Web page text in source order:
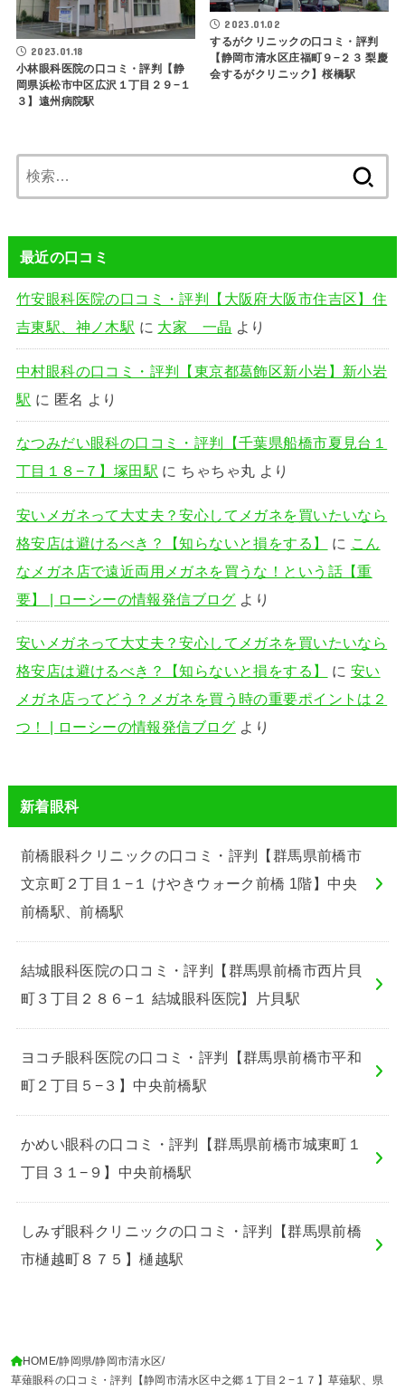
2023.01.18
小林眼科医院の口コミ・評判【静
岡県浜松市中区広沢１丁目２９−１
３】遠州病院駅
2023.01.02
するがクリニックの口コミ・評判
【静岡市清水区庄福町９−２３ 梨慶
会するがクリニック】桜橋駅
索:
最近の口コミ
竹安眼科医院の口コミ・評判【大阪府大阪市住吉区】住
吉東駅、神ノ木駅 に 大家 一晶 より
中村眼科の口コミ・評判【東京都葛飾区新小岩】新小岩
駅 に 匿名 より
なつみだい眼科の口コミ・評判【千葉県船橋市夏見台１
丁目１８−７】塚田駅 に ちゃちゃ丸 より
安いメガネって大丈夫？安心してメガネを買いたいなら
格安店は避けるべき？【知らないと損をする】
に
こん
なメガネ店で遠近両用メガネを買うな！という話【重
要】 | ローシーの情報発信ブログ より
安いメガネって大丈夫？安心してメガネを買いたいなら
格安店は避けるべき？【知らないと損をする】
に 安い
メガネ店ってどう？メガネを買う時の重要ポイントは２
つ！ | ローシーの情報発信ブログ より
新着眼科
前橋眼科クリニックの口コミ・評判【群馬県前橋市
文京町２丁目１−１ けやきウォーク前橋 1階】中央
前橋駅、前橋駅
結城眼科医院の口コミ・評判【群馬県前橋市西片貝
町３丁目２８６−１ 結城眼科医院】片貝駅
ヨコチ眼科医院の口コミ・評判【群馬県前橋市平和
町２丁目５−３】中央前橋駅
かめい眼科の口コミ・評判【群馬県前橋市城東町１
丁目３１−９】中央前橋駅
しみず眼科クリニックの口コミ・評判【群馬県前橋
市樋越町８７５】樋越駅
HOME 静岡県 静岡市清水区
草薙眼科の口コミ・評判【静岡市清水区中之郷１丁目２−１７】草薙駅、県